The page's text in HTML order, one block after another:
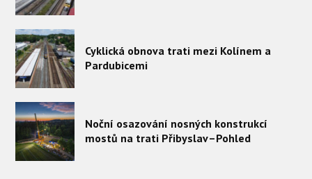
Cyklická obnova trati mezi Kolínem a
Pardubicemi
Noční osazování nosných konstrukcí
mostů na trati Přibyslav–Pohled